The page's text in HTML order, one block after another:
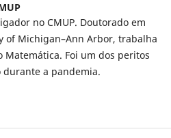
no CMUP. Doutorado em
of Michigan–Ann Arbor, trabalha
Matemática. Foi um dos peritos
durante a pandemia.